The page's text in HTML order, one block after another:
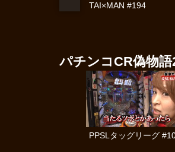
TAI×MAN #194
パチンコCR偽物語
PPSLタッグリーグ